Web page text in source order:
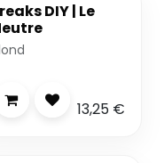
DIY | Le
13,25€